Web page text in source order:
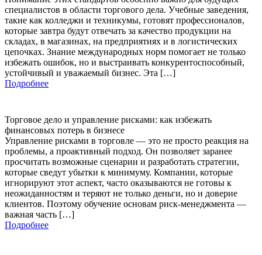
специалистов в области торгового дела. Учебные заведения,
такие как колледжи и техникумы, готовят профессионалов,
которые завтра будут отвечать за качество продукции на
складах, в магазинах, на предприятиях и в логистических
цепочках. Знание международных норм помогает не только
избежать ошибок, но и выстраивать конкурентоспособный,
устойчивый и уважаемый бизнес. Эта […]
Подробнее
Торговое дело и управление рисками: как избежать
финансовых потерь в бизнесе
Управление рисками в торговле — это не просто реакция на
проблемы, а проактивный подход. Он позволяет заранее
просчитать возможные сценарии и разработать стратегии,
которые сведут убытки к минимуму. Компании, которые
игнорируют этот аспект, часто оказываются не готовы к
неожиданностям и теряют не только деньги, но и доверие
клиентов. Поэтому обучение основам риск-менеджмента —
важная часть […]
Подробнее